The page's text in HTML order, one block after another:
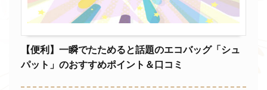
【便利】一瞬でたためると話題のエコバッグ「シュ
パット」のおすすめポイント＆口コミ